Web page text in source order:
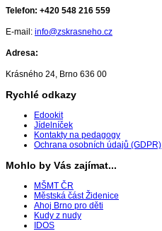
Telefon: +420 548 216 559
E-mail: info@zskrasneho.cz
Adresa:
Krásného 24, Brno 636 00
Rychlé odkazy
Edookit
Jídelníček
Kontakty na pedagogy
Ochrana osobních údajů (GDPR)
Mohlo by Vás zajímat...
MŠMT ČR
Městská část Židenice
Ahoj Brno pro děti
Kudy z nudy
IDOS